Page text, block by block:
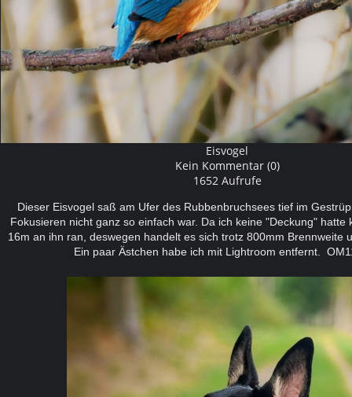
Eisvogel
Kein Kommentar (0)
1652 Aufrufe
Dieser Eisvogel saß am Ufer des Rubbenbruchsees tief im
Fokusieren nicht ganz so einfach war. Da ich keine "Deckung" hatte
16m an ihn ran, deswegen handelt es sich trotz 800mm Brennweite
Ein paar Ästchen habe ich mit Lightroom entfernt.